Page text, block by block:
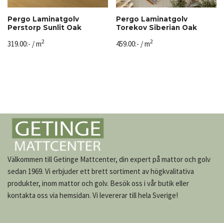
Pergo Laminatgolv
Perstorp Sunlit Oak
319.00:- / m2
Pergo Laminatgolv
Torekov Siberian Oak
459.00:- / m2
Välkommen till Getinge Mattcenter, din expert på mattor och golv
sedan 1969. Vi erbjuder ett brett sortiment av högkvalitativa
produkter, inom mattor och golv. Besök oss i vår butik eller
kontakta oss via hemsidan. Vi levererar till hela Sverige!